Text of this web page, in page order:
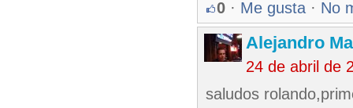
0 · Me gusta · No
Alejandro
24 de abril de
saludos